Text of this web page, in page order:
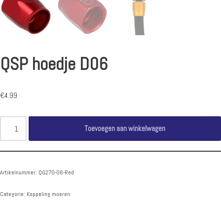
QSP hoedje D06
€4.99
Toevoegen aan winkelwagen
Artikelnummer: QG270-06-Red
Categorie: Koppeling moeren